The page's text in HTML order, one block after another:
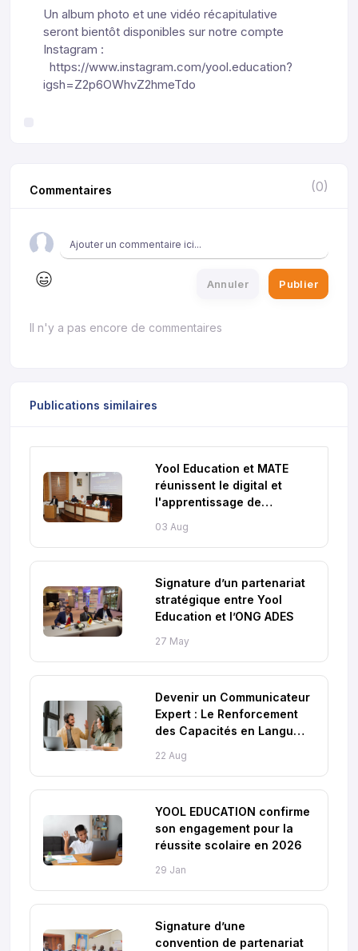
Un album photo et une vidéo récapitulative
seront bientôt disponibles sur notre compte
Instagram :
https://www.instagram.com/yool.education?
igsh=Z2p6OWhvZ2hmeTdo
Commentaires (0)
Annuler Publier
Il n'y a pas encore de commentaires
Publications similaires
Yool Education et MATE
réunissent le digital et
l'apprentissage de
03 Aug
Signature d’un partenariat
stratégique entre Yool
Education et l’ONG ADES
27 May
Devenir un Communicateur
Expert : Le Renforcement
des Capacités en Langues
22 Aug
YOOL EDUCATION confirme
son engagement pour la
réussite scolaire en 2026
29 Jan
Signature d’une
convention de partenariat